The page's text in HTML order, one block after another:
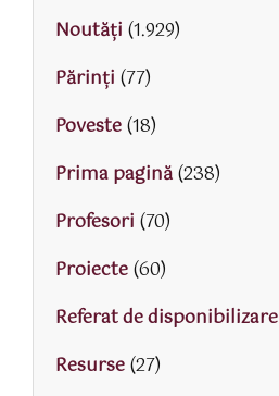
Noutăți (1.929)
Părinţi (77)
Poveste(18)
Prima pagină(238)
Profesori (70)
Proiecte(60)
Referat de disponibilizare
Resurse(27)